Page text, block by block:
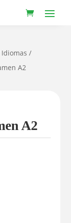
Idiomas /
A2
A2